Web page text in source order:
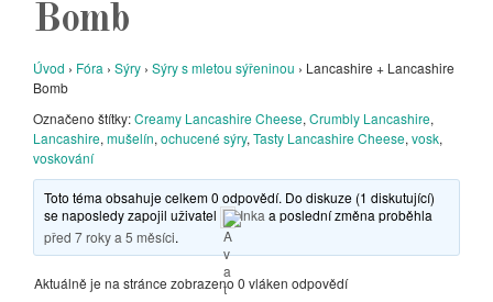
Bomb
Úvod › Fóra › Sýry › Sýry s mletou sýřeninou › Lancashire + Lancashire
Bomb
Označeno štítky:Creamy Lancashire Cheese, Crumbly Lancashire,
Lancashire, mušelín, ochucené sýry, Tasty Lancashire Cheese, vosk,
voskování
Toto téma obsahuje celkem 0 odpovědí. Do diskuze (1 diskutující)
se naposledy zapojil uživatel
Inka a poslední změna proběhla
před 7 roky a 5 měsíci.
Aktuálně je na stránce zobrazeno 0 vláken odpovědí